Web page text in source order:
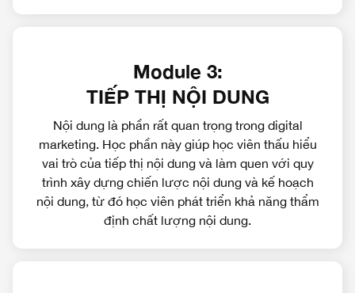
Module 3:
TIẾP THỊ NỘI DUNG
Nội dung là phần rất quan trọng trong digital
marketing. Học phần này giúp học viên thấu hiểu
vai trò của tiếp thị nội dung và làm quen với quy
trình xây dựng chiến lược nội dung và kế hoạch
nội dung, từ đó học viên phát triển khả năng thẩm
định chất lượng nội dung.